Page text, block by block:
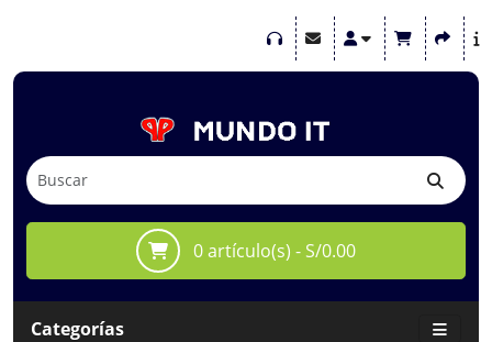
0 artículo(s) - S/0.00
Categorías